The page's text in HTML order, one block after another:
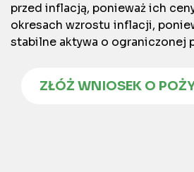
przed inflacją, ponieważ ich
okresach wzrostu inflacji,
stabilne aktywa o ograniczonej
ZŁÓŻ WNIOSEK O